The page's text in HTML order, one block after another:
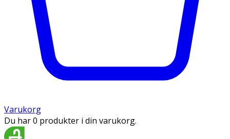
Varukorg
Du har 0 produkter i din varukorg.